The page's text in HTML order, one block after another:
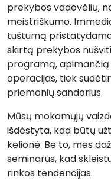
prekybos vadovėlių,
meistriškumo.
tuštumą
skirtą prekybos
programą,
operacijas, tiek
priemonių sandorius.
Mūsų mokomųjų
išdėstyta, kad būtų
kelionė. Be to, mes
seminarus, kad
rinkos tendencijas.